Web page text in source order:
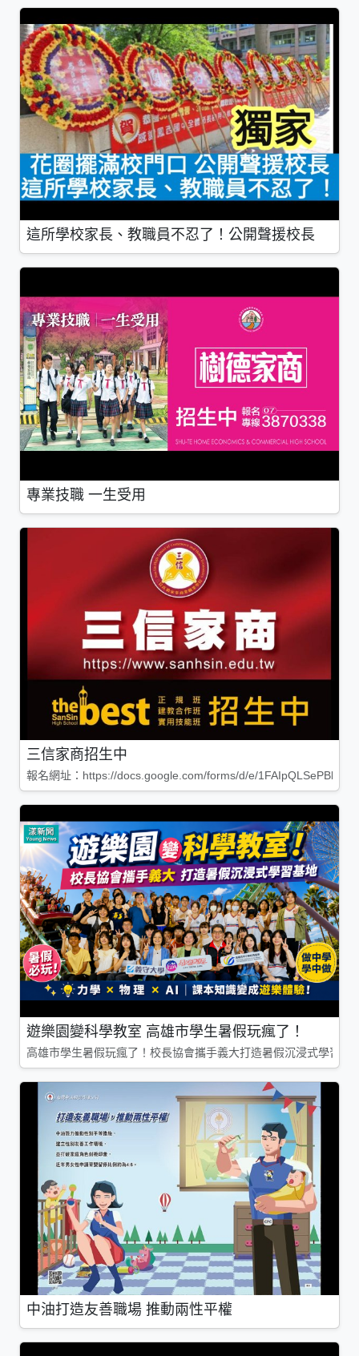
這所學校家長、教職員不忍了！公開聲援校長
專業技職 一生受用
三信家商招生中
報名網址：https://docs.google.com/forms/d/e/
遊樂園變科學教室 高雄市學生暑假玩瘋了！
高雄市學生暑假玩瘋了！校長協會攜手義大打造暑假沉浸式學習基
中油打造友善職場 推動兩性平權